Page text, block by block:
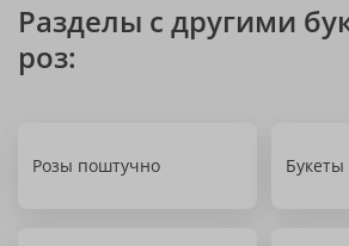
Разделы с другими
роз:
Розы поштучно